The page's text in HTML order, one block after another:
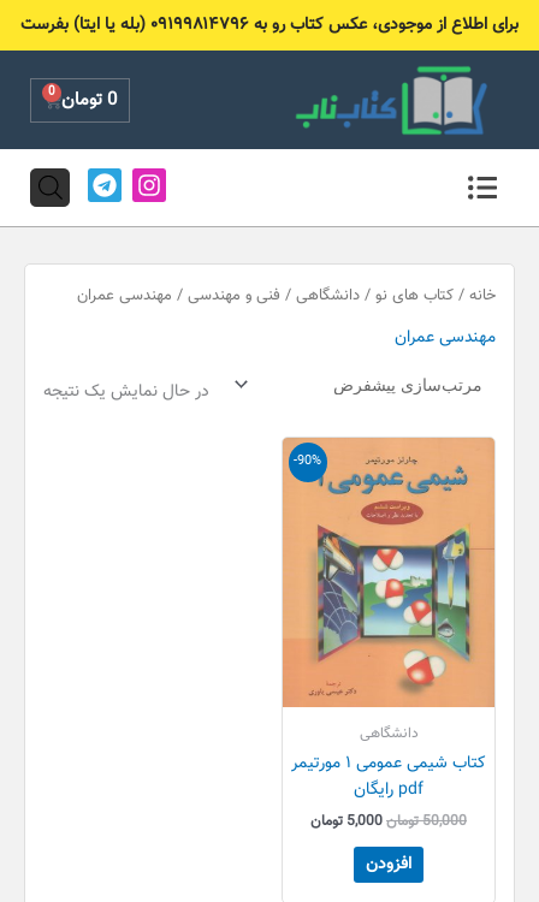
برای اطلاع از موجودی، عکس کتاب رو به ۰۹۱۹۹۸۱۴۷۹۶ (بله یا ایتا) بفرست
0تومان 0
Cart
I
n
s
a
g
T
e
l
g
r خانه / کتاب های نو / دانشگاهی / فنی و مهندسی / مهندسی عمران
مهندسی عمران
در حال نمایش یک نتیجه
-90%
دانشگاهی
کتاب شیمی عمومی ۱ مورتیمر
pdf رایگان
50,000تومان
قیمت
اصلی
50,000 تومان
بود.
5,000 تومان
قیمت
فعلی
افزودن